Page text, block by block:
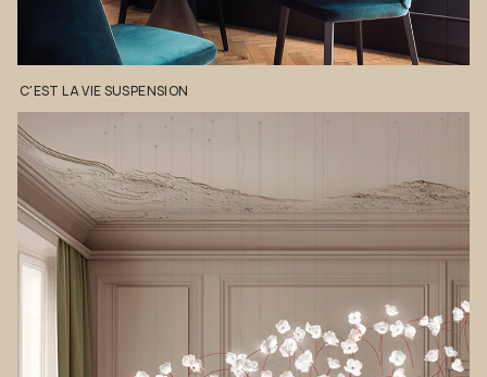
C'EST LAVIESUSPENSION